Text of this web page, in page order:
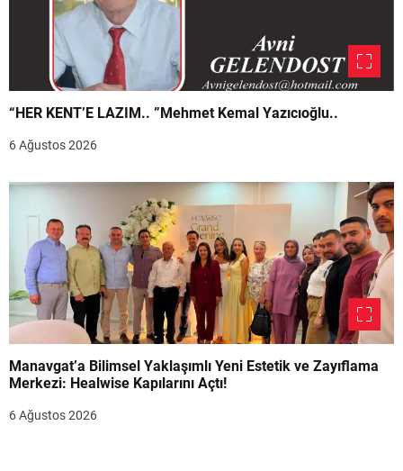
“HER KENT’E LAZIM.. ”Mehmet Kemal Yazıcıoğlu..
6 Ağustos 2026
Manavgat’a Bilimsel Yaklaşımlı Yeni Estetik ve Zayıflama
Merkezi: Healwise Kapılarını Açtı!
6 Ağustos 2026